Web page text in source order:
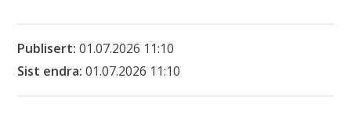
Publisert 01.07.2026 11:10
Sist endra 01.07.2026 11:10